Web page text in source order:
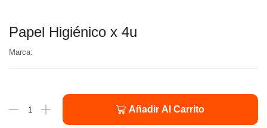
Papel Higiénico x 4u
Marca:
Añadir Al Carrito